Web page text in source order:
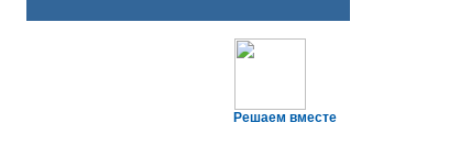
Решаем вместе